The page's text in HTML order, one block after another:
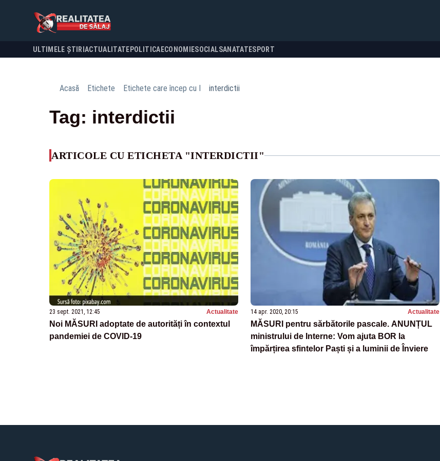
ULTIMELE ȘTIRI ACTUALITATE POLITICA ECONOMIESOCIALSANATATESPORT
Acasă Etichete Etichete care încep cu I interdictii
Tag: interdictii
ARTICOLE CU ETICHETA "INTERDICTII"
23 sept. 2021, 12:45 Actualitate
Noi MĂSURI adoptate de autorități în contextul
pandemiei de COVID-19
14 apr. 2020, 20:15 Actualitate
MĂSURI pentru sărbătorile pascale. ANUNȚUL
ministrului de Interne: Vom ajuta BOR la
împărțirea sfintelor Paști și a luminii de Înviere